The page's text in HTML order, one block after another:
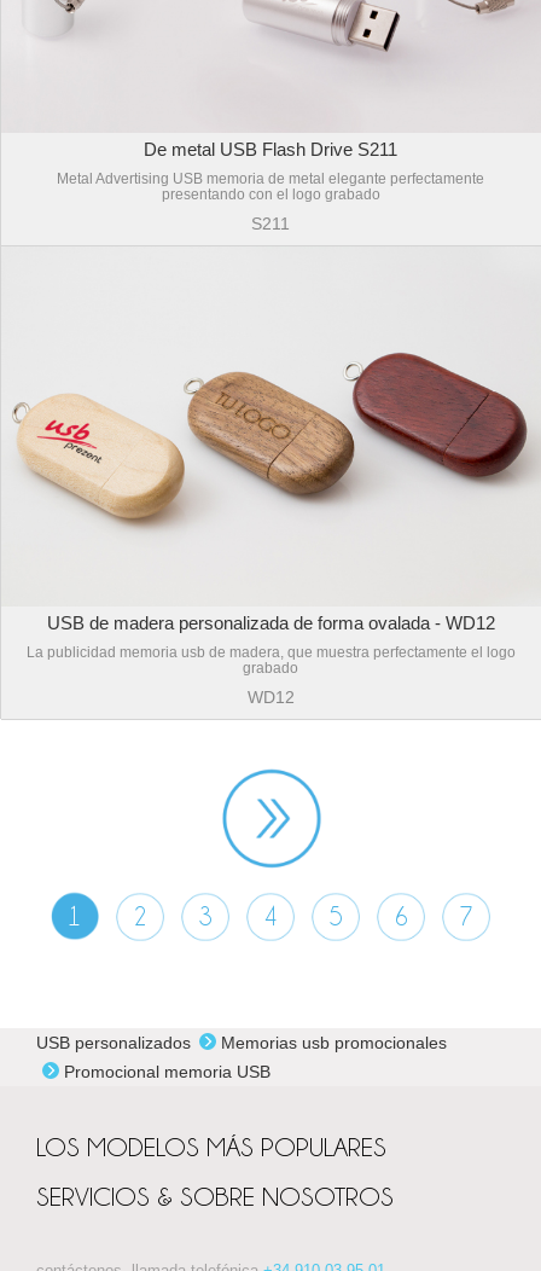
De metal USB Flash Drive S211
Metal Advertising USB memoria de metal elegante perfectamente
presentando con el logo grabado
S211
USB de madera personalizada de forma ovalada - WD12
La publicidad memoria usb de madera, que muestra perfectamente el logo
grabado
WD12
1 2 3 4 5 6 7
USB personalizados
Memorias usb promocionales
Promocional memoria USB
LOS MODELOS MÁS POPULARES
SERVICIOS & SOBRE NOSOTROS